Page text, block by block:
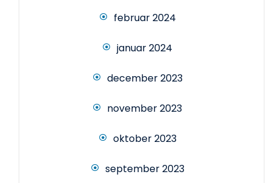
februar 2024
januar 2024
december 2023
november 2023
oktober 2023
september 2023